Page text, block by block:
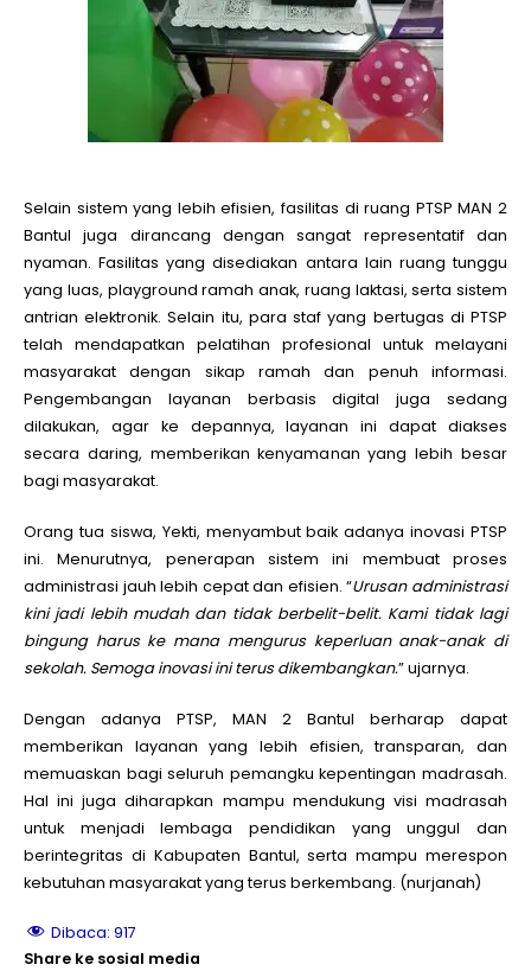
Selain sistem yang lebih efisien, fasilitas di ruang PTSP MAN 2
Bantul juga dirancang dengan sangat representatif dan
nyaman. Fasilitas yang disediakan antara lain ruang tunggu
yang luas, playground ramah anak, ruang laktasi, serta sistem
antrian elektronik. Selain itu, para staf yang bertugas di PTSP
telah mendapatkan pelatihan profesional untuk melayani
masyarakat dengan sikap ramah dan penuh informasi.
Pengembangan layanan berbasis digital juga sedang
dilakukan, agar ke depannya, layanan ini dapat diakses
secara daring, memberikan kenyamanan yang lebih besar
bagi masyarakat.
Orang tua siswa, Yekti, menyambut baik adanya inovasi PTSP
ini. Menurutnya, penerapan sistem ini membuat proses
administrasi jauh lebih cepat dan efisien. “Urusan administrasi
kini jadi lebih mudah dan tidak berbelit-belit. Kami tidak lagi
bingung harus ke mana mengurus keperluan anak-anak di
sekolah. Semoga inovasi ini terus dikembangkan.” ujarnya.
Dengan adanya PTSP, MAN 2 Bantul berharap dapat
memberikan layanan yang lebih efisien, transparan, dan
memuaskan bagi seluruh pemangku kepentingan madrasah.
Hal ini juga diharapkan mampu mendukung visi madrasah
untuk menjadi lembaga pendidikan yang unggul dan
berintegritas di Kabupaten Bantul, serta mampu merespon
kebutuhan masyarakat yang terus berkembang. (nurjanah)
Dibaca: 917
Share ke sosial media